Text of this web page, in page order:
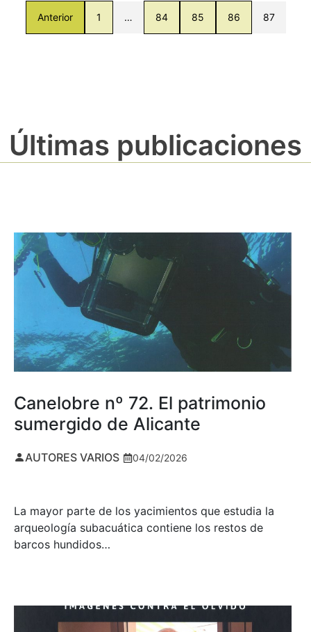
Anterior 1 … 84 85 86 87
Últimas publicaciones
Canelobre nº 72. El patrimonio
sumergido de Alicante
AUTORES VARIOS 04/02/2026
La mayor parte de los yacimientos que estudia la
arqueología subacuática contiene los restos de
barcos hundidos…